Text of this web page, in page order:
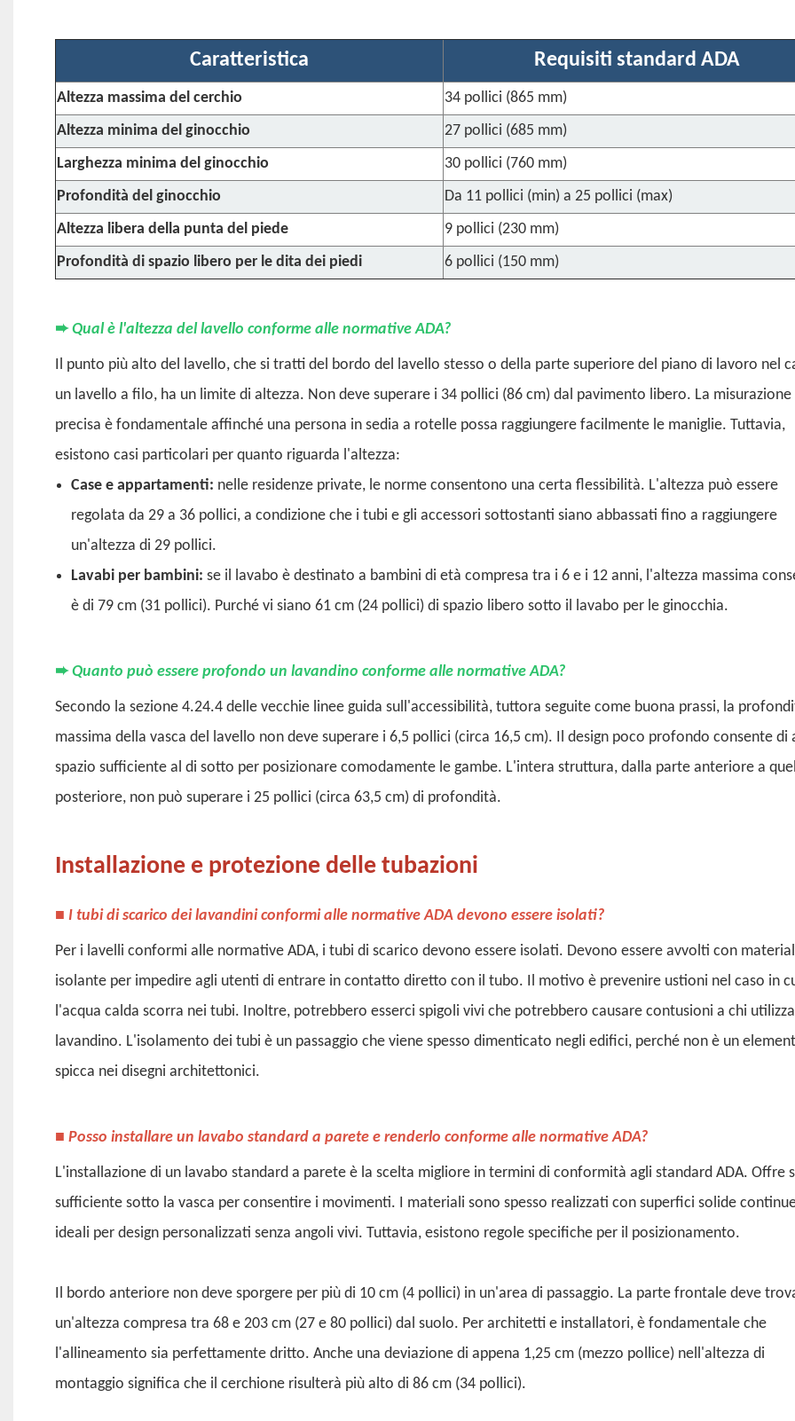
Caratteristica Requisiti standard ADA
Altezza massima del cerchio
34 pollici (865 mm)
Altezza minima del ginocchio
27 pollici (685 mm)
Larghezza minima del ginocchio
30 pollici (760 mm)
Profondità del ginocchio
Da 11 pollici (min) a 25 pollici (max)
Altezza libera della punta del piede
9 pollici (230 mm)
Profondità di spazio libero per le dita dei piedi
6 pollici (150 mm)
➨Qual è l'altezza del lavello conforme alle normative ADA?
Il punto più alto del lavello, che si tratti del bordo del lavello stesso o della parte superiore del piano di lavoro nel
un lavello a filo, ha un limite di altezza. Non deve superare i 34 pollici (86 cm) dal pavimento libero. La misurazione
precisa è fondamentale affinché una persona in sedia a rotelle possa raggiungere facilmente le maniglie. Tuttavia,
esistono casi particolari per quanto riguarda l'altezza:
Case e appartamenti: nelle residenze private, le norme consentono una certa flessibilità. L'altezza può essere
regolata da 29 a 36 pollici, a condizione che i tubi e gli accessori sottostanti siano abbassati fino a raggiungere
un'altezza di 29 pollici.
Lavabi per bambini: se il lavabo è destinato a bambini di età compresa tra i 6 e i 12 anni, l'altezza massima
è di 79 cm (31 pollici). Purché vi siano 61 cm (24 pollici) di spazio libero sotto il lavabo per le ginocchia.
➨Quanto può essere profondo un lavandino conforme alle normative ADA?
Secondo la sezione 4.24.4 delle vecchie linee guida sull'accessibilità, tuttora seguite come buona prassi, la
massima della vasca del lavello non deve superare i 6,5 pollici (circa 16,5 cm). Il design poco profondo consente di
spazio sufficiente al di sotto per posizionare comodamente le gambe. L'intera struttura, dalla parte anteriore a
posteriore, non può superare i 25 pollici (circa 63,5 cm) di profondità.
Installazione e protezione delle tubazioni
■ I tubi di scarico dei lavandini conformi alle normative ADA devono essere isolati?
Per i lavelli conformi alle normative ADA, i tubi di scarico devono essere isolati. Devono essere avvolti con
isolante per impedire agli utenti di entrare in contatto diretto con il tubo. Il motivo è prevenire ustioni nel caso in
l'acqua calda scorra nei tubi. Inoltre, potrebbero esserci spigoli vivi che potrebbero causare contusioni a chi utilizza
lavandino. L'isolamento dei tubi è un passaggio che viene spesso dimenticato negli edifici, perché non è un
spicca nei disegni architettonici.
■ Posso installare un lavabo standard a parete e renderlo conforme alle normative ADA?
L'installazione di un lavabo standard a parete è la scelta migliore in termini di conformità agli standard ADA. Offre
sufficiente sotto la vasca per consentire i movimenti. I materiali sono spesso realizzati con superfici solide
ideali per design personalizzati senza angoli vivi. Tuttavia, esistono regole specifiche per il posizionamento.
Il bordo anteriore non deve sporgere per più di 10 cm (4 pollici) in un'area di passaggio. La parte frontale deve
un'altezza compresa tra 68 e 203 cm (27 e 80 pollici) dal suolo. Per architetti e installatori, è fondamentale che
l'allineamento sia perfettamente dritto. Anche una deviazione di appena 1,25 cm (mezzo pollice) nell'altezza di
montaggio significa che il cerchione risulterà più alto di 86 cm (34 pollici).